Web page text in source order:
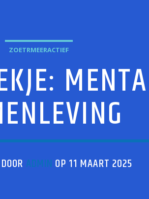
ZOETRMEERACTIEF
ADMIN OP 11 MAART 2025